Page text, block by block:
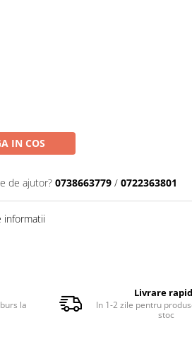
IN COS
de ajutor? 0738663779 / 0722363801
informatii
la
Livrare
In 1-2 zile pentru
stoc